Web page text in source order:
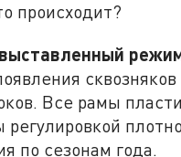
происходит?
сквозняков
Все рамы
по сезонам года.